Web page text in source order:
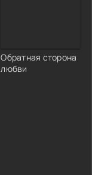
Обратная сторона
любви